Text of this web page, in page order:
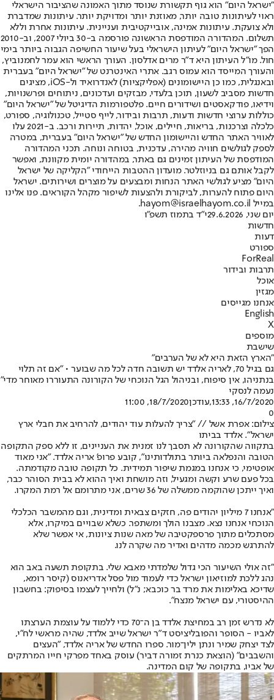
"ישראל היום" הוא גוף תקשורת שנוסד מתוך האמונה שהציבור הישראלי
ראוי לעיתונות טובה יותר, מאוזנת יותר ומדויקת יותר. עיתונות שמדברת
ולא צועקת. עיתונות אמינה, אובייקטיבית ועניינית. עיתונות אחרת וללא
תשלום. המהדורה המודפסת הראשונה פורסמה ב-30 ביולי 2007, וב-2010
הפך "ישראל היום" לעיתון הישראלי בעל שיעור החשיפה הגבוה ביותר בימי
חול. מו"ל העיתון היא ד"ר מרים אדלסון. העורך הראשי הוא עמר לחמנוביץ,
והעורך המייסד הוא עמוס רגב. אתרי האינטרנט של "ישראל היום" בעברית
ובאנגלית, כמו כן היישומונים (אפליקציות) לאנדרואיד ול-iOS, מציגים
חדשות מסביב לשעון, תוכן בלעדי, מבזקים ועדכונים, ניתוחים ופרשנויות,
וידיאו, פודקאסטים ושידורים חיים. פלטפורמות הדיגיטל של "ישראל היום"
כוללות ערוצי חדשות ודעות, תרבות ובידור, לייף סטייל, טכנולוגיה, ספורט,
כלכלה וצרכנות, בריאות, חיילים, אוכל, יהדות, תיירות ורכב. ב-2021 עלו
לאוויר האתר החדש והיישומון החדש של "ישראל היום" בעברית, במטרה
לספק לגולשים חוויה מהירה, עדכנית, בטוחה ונוחה. תכני המהדורה
המודפסת של העיתון זמינים גם באתר, במהדורה יומית מקוונת, ואפשר
לקבל אותם גם בניוזלטר. מועדון ההטבות הייחודי "הקליקה של ישראל
היום" מציע לגולשי האתר הנחות ומבצעים על מוצרים ושירותים. ישראל
היום פתוח להערות, לביקורת ולהצעות לשיפור מקהל הקוראים. פנו אלינו
במייל hayom@israelhayom.co.il.
יום שני, 29.6.2026
י"ד בתמוז תשפ"ו
חדשות
דעות
ספורט
ForReal
תרבות ובידור
אוכל
מגזין
אנחנו מגייסים
English
X
מוספים
שישבת
"הארץ הזאת היא לא של הערבים"
גם בגיל 70, לאריה אלדד יש תשובה חדה לכל מה שבוער • "אם זה תלוי
בנתניהו, אין סיפוח, ובניהול הגל הנוכחי של הקורונה התעוררו מאוחר מדי"
נעמה לנסקי
16/7/2020, 13:33
,עודכן18/7/2020, 11:00
0
צילום: אפרת אשל // "צריך להעלות עוד יהודים, להרחיב את חבלי ארץ
ישראל". אלדד בביתו
בתקווה שהקורונה לא תסבך לנו זמנית את העניינים, זו ללא ספק התקופה
הטובה והנפלאה ביותר בתולדותינו", קובע פרופ' אריה אלדד. "אני מאוד
אופטימי, כי אנחנו במגמת שיפור תמידית. כל תקופה טובה מקודמתה.
בכל פעם שרע וקשה ומגעיל, וזה מושחת ואיך ההוא לא בבית הסוהר כבר,
ואיך ייתכן שהוקמה ממשלה של 36 שרים, אני מתרומם אל רמת המקרו.
"אנחנו 7 מיליון יהודים פה, חזקים צבאית ומדינית, וגם מהמשבר הכלכלי
הנוכחי אנחנו נצא. מצבנו הולך ומשתפר. כשלא שבויים במיקרו, אלא
מסתכלים מתוך פרספקטיבה של מאה שנות ציונות, אי אפשר שלא
להתרגש מכמה מדהים ואדיר מה שקרה לנו.
"זה אולי השיעור הכי גדול שלמדתי מאבא שלי. בתקופת תשעה באב הוא
נהג ללכת למוזיאון ישראל כדי לעמוד מול פסל אדריאנוס (קיסר רומא,
שדיכא באלימות את מרד בר כוכבא; נ"ל) ולחייך לעצמו בסיפוק: בחשבון
ההיסטורי, עם ישראל מנצח".
לא נדרש זמן רב במחיצת אלדד בן ה־70 כדי ללמוד על עוצמת הערצתו
לאביו - הסופר והפובליציסט ד"ר ישראל שייב אלדד, שהיה מראשי לח"י,
לצד יצחק שמיר ונתן ילין־מור. ספרו החדש של אריה אלדד, "העצים
והשבבים" (הוצאת כנרת זמורה דביר) עוסק באחד מפרקי חייו המרתקים
של אביו, בתקופה של קום המדינה.